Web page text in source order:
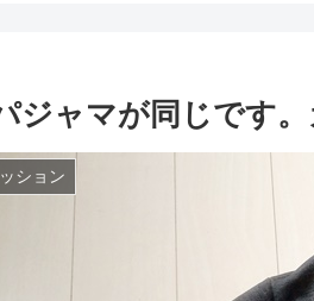
ジャマが同じです
ション